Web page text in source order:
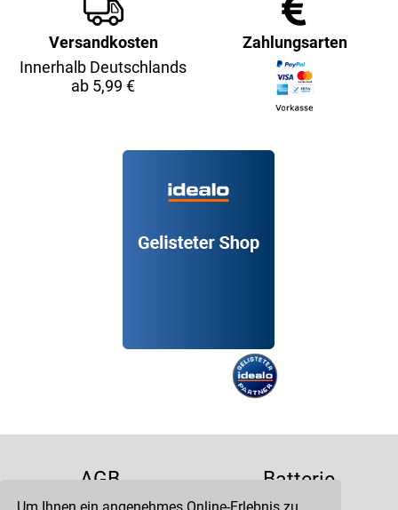
Versandkosten
Innerhalb Deutschlands
ab 5,99 €
Zahlungsarten
AGB
Batterie